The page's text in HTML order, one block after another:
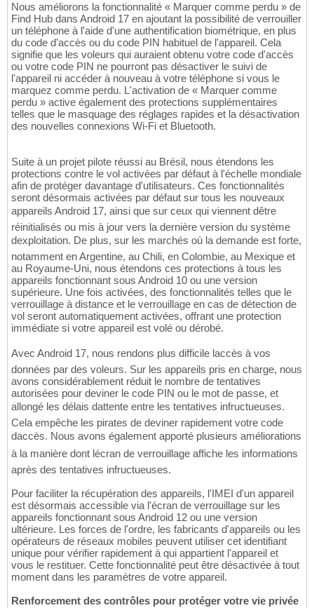
Nous améliorons la fonctionnalité « Marquer comme perdu » de
Find Hub dans Android 17 en ajoutant la possibilité de verrouiller
un téléphone à l'aide d'une authentification biométrique, en plus
du code d'accès ou du code PIN habituel de l'appareil. Cela
signifie que les voleurs qui auraient obtenu votre code d'accès
ou votre code PIN ne pourront pas désactiver le suivi de
l'appareil ni accéder à nouveau à votre téléphone si vous le
marquez comme perdu. L'activation de « Marquer comme
perdu » active également des protections supplémentaires
telles que le masquage des réglages rapides et la désactivation
des nouvelles connexions Wi-Fi et Bluetooth.
Suite à un projet pilote réussi au Brésil, nous étendons les
protections contre le vol activées par défaut à l'échelle mondiale
afin de protéger davantage d'utilisateurs. Ces fonctionnalités
seront désormais activées par défaut sur tous les nouveaux
appareils Android 17, ainsi que sur ceux qui viennent dêtre
réinitialisés ou mis à jour vers la dernière version du système
dexploitation. De plus, sur les marchés où la demande est forte,
notamment en Argentine, au Chili, en Colombie, au Mexique et
au Royaume-Uni, nous étendons ces protections à tous les
appareils fonctionnant sous Android 10 ou une version
supérieure. Une fois activées, des fonctionnalités telles que le
verrouillage à distance et le verrouillage en cas de détection de
vol seront automatiquement activées, offrant une protection
immédiate si votre appareil est volé ou dérobé.
Avec Android 17, nous rendons plus difficile laccès à vos
données par des voleurs. Sur les appareils pris en charge, nous
avons considérablement réduit le nombre de tentatives
autorisées pour deviner le code PIN ou le mot de passe, et
allongé les délais dattente entre les tentatives infructueuses.
Cela empêche les pirates de deviner rapidement votre code
daccès. Nous avons également apporté plusieurs améliorations
à la manière dont lécran de verrouillage affiche les informations
après des tentatives infructueuses.
Pour faciliter la récupération des appareils, l'IMEI d'un appareil
est désormais accessible via l'écran de verrouillage sur les
appareils fonctionnant sous Android 12 ou une version
ultérieure. Les forces de l'ordre, les fabricants d'appareils ou les
opérateurs de réseaux mobiles peuvent utiliser cet identifiant
unique pour vérifier rapidement à qui appartient l'appareil et
vous le restituer. Cette fonctionnalité peut être désactivée à tout
moment dans les paramètres de votre appareil.
Renforcement des contrôles pour protéger votre vie privée